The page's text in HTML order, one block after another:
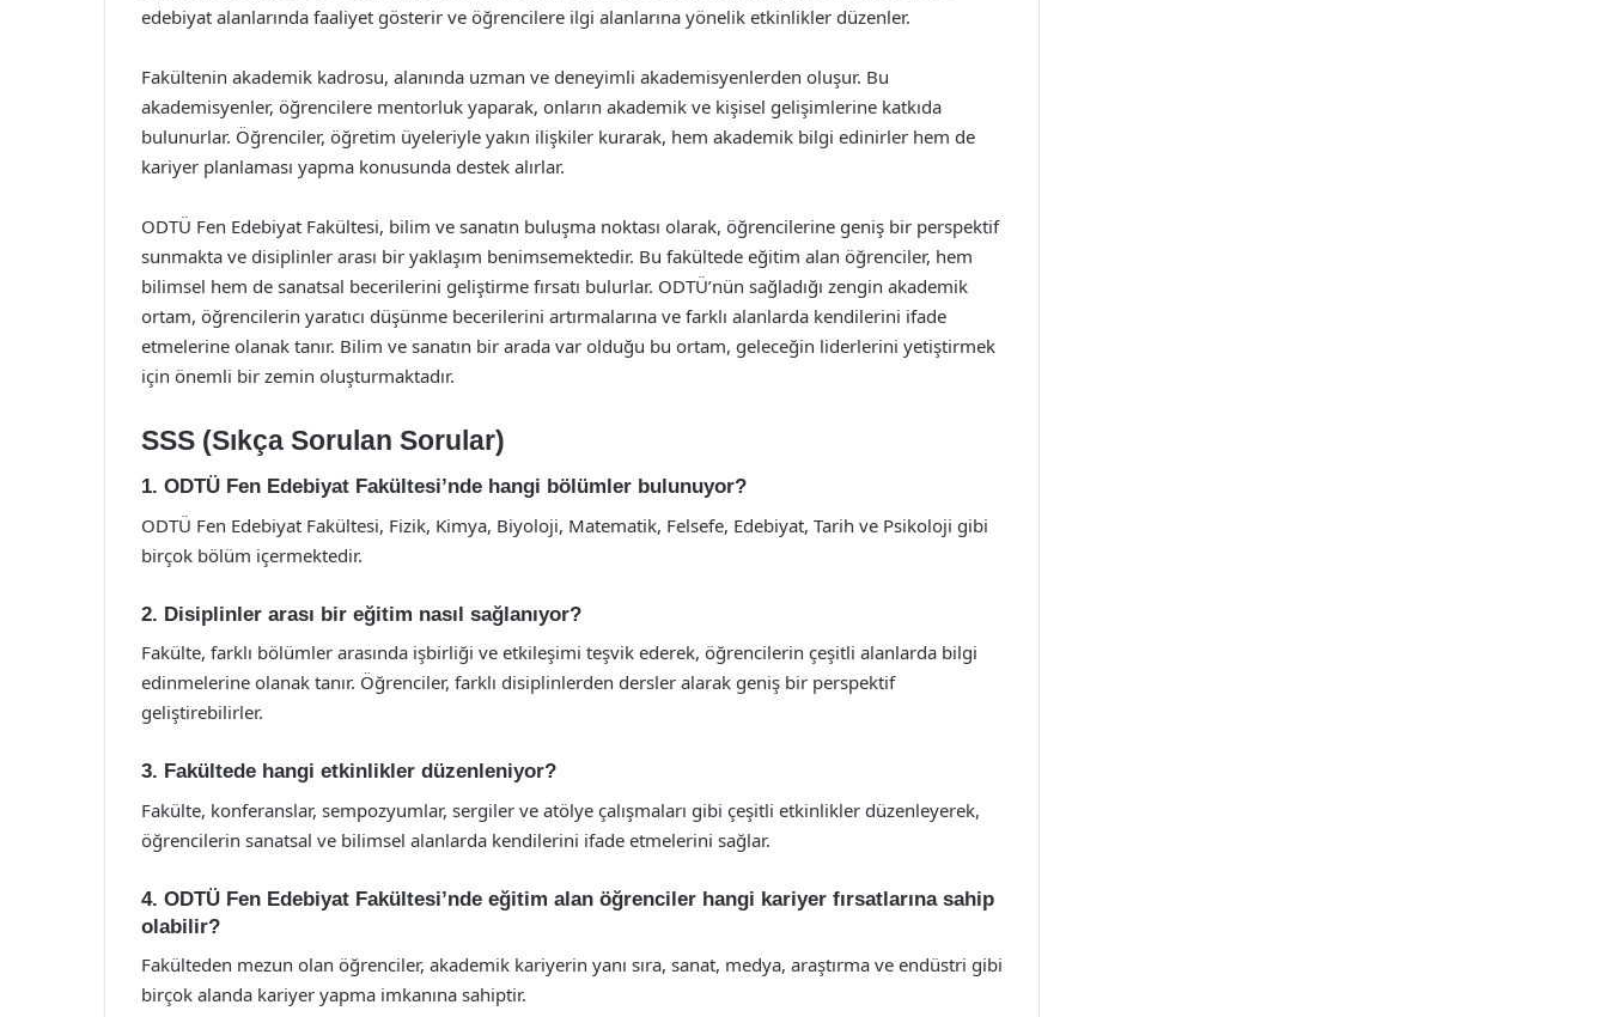
edebiyat alanlarında faaliyet gösterir ve öğrencilere ilgi alanlarına yönelik etkinlikler düzenler.
Fakültenin akademik kadrosu, alanında uzman ve deneyimli akademisyenlerden oluşur. Bu
akademisyenler, öğrencilere mentorluk yaparak, onların akademik ve kişisel gelişimlerine katkıda
bulunurlar. Öğrenciler, öğretim üyeleriyle yakın ilişkiler kurarak, hem akademik bilgi edinirler hem de
kariyer planlaması yapma konusunda destek alırlar.
ODTÜ Fen Edebiyat Fakültesi, bilim ve sanatın buluşma noktası olarak, öğrencilerine geniş bir perspektif
sunmakta ve disiplinler arası bir yaklaşım benimsemektedir. Bu fakültede eğitim alan öğrenciler, hem
bilimsel hem de sanatsal becerilerini geliştirme fırsatı bulurlar. ODTÜ’nün sağladığı zengin akademik
ortam, öğrencilerin yaratıcı düşünme becerilerini artırmalarına ve farklı alanlarda kendilerini ifade
etmelerine olanak tanır. Bilim ve sanatın bir arada var olduğu bu ortam, geleceğin liderlerini yetiştirmek
için önemli bir zemin oluşturmaktadır.
SSS (Sıkça Sorulan Sorular)
1. ODTÜ Fen Edebiyat Fakültesi’nde hangi bölümler bulunuyor?
ODTÜ Fen Edebiyat Fakültesi, Fizik, Kimya, Biyoloji, Matematik, Felsefe, Edebiyat, Tarih ve Psikoloji gibi
birçok bölüm içermektedir.
2. Disiplinler arası bir eğitim nasıl sağlanıyor?
Fakülte, farklı bölümler arasında işbirliği ve etkileşimi teşvik ederek, öğrencilerin çeşitli alanlarda bilgi
edinmelerine olanak tanır. Öğrenciler, farklı disiplinlerden dersler alarak geniş bir perspektif
geliştirebilirler.
3. Fakültede hangi etkinlikler düzenleniyor?
Fakülte, konferanslar, sempozyumlar, sergiler ve atölye çalışmaları gibi çeşitli etkinlikler düzenleyerek,
öğrencilerin sanatsal ve bilimsel alanlarda kendilerini ifade etmelerini sağlar.
4. ODTÜ Fen Edebiyat Fakültesi’nde eğitim alan öğrenciler hangi kariyer fırsatlarına sahip
olabilir?
Fakülteden mezun olan öğrenciler, akademik kariyerin yanı sıra, sanat, medya, araştırma ve endüstri gibi
birçok alanda kariyer yapma imkanına sahiptir.